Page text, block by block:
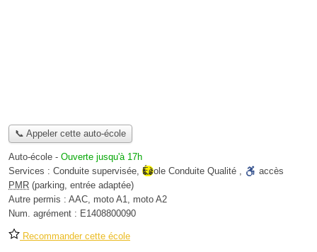
📞 Appeler cette auto-école
Auto-école - Ouverte jusqu'à 17h
Services : Conduite supervisée, École Conduite Qualité ,
accès
PMR (parking, entrée adaptée)
Autre permis : AAC, moto A1, moto A2
Num. agrément : E1408800090
Recommander cette école